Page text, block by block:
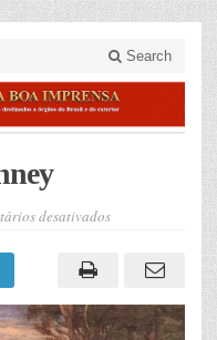
Search
desativadosem
Maria
Vianney